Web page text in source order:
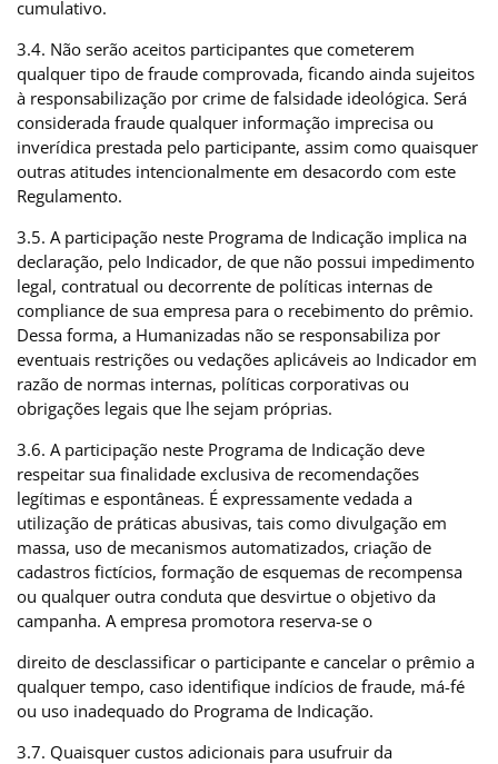
cumulativo.
3.4. Não serão aceitos participantes que cometerem
qualquer tipo de fraude comprovada, ficando ainda sujeitos
à responsabilização por crime de falsidade ideológica. Será
considerada fraude qualquer informação imprecisa ou
inverídica prestada pelo participante, assim como quaisquer
outras atitudes intencionalmente em desacordo com este
Regulamento.
3.5. A participação neste Programa de Indicação implica na
declaração, pelo Indicador, de que não possui impedimento
legal, contratual ou decorrente de políticas internas de
compliance de sua empresa para o recebimento do prêmio.
Dessa forma, a Humanizadas não se responsabiliza por
eventuais restrições ou vedações aplicáveis ao Indicador em
razão de normas internas, políticas corporativas ou
obrigações legais que lhe sejam próprias.
3.6. A participação neste Programa de Indicação deve
respeitar sua finalidade exclusiva de recomendações
legítimas e espontâneas. É expressamente vedada a
utilização de práticas abusivas, tais como divulgação em
massa, uso de mecanismos automatizados, criação de
cadastros fictícios, formação de esquemas de recompensa
ou qualquer outra conduta que desvirtue o objetivo da
campanha. A empresa promotora reserva-se o
direito de desclassificar o participante e cancelar o prêmio a
qualquer tempo, caso identifique indícios de fraude, má-fé
ou uso inadequado do Programa de Indicação.
3.7. Quaisquer custos adicionais para usufruir da